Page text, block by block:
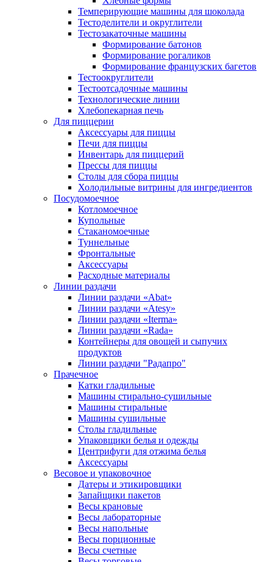
Темперирующие машины для шоколада
Тестоделители и округлители
Тестозакаточные машины
Формирование батонов
Формирование рогаликов
Формирование французских багетов
Тестоокруглители
Тестоотсадочные машины
Технологические линии
Хлебопекарная печь
Для пиццерии
Аксессуары для пиццы
Печи для пиццы
Инвентарь для пиццерий
Прессы для пиццы
Столы для сбора пиццы
Холодильные витрины для ингредиентов
Посудомоечное
Котломоечное
Купольные
Стаканомоечные
Туннельные
Фронтальные
Аксессуары
Расходные материалы
Линии раздачи
Линии раздачи «Abat»
Линии раздачи «Atesy»
Линии раздачи «Iterma»
Линии раздачи «Rada»
Контейнеры для овощей и сыпучих
продуктов
Линии раздачи "Радапро"
Прачечное
Катки гладильные
Машины стирально-сушильные
Машины стиральные
Машины сушильные
Столы гладильные
Упаковщики белья и одежды
Центрифуги для отжима белья
Аксессуары
Весовое и упаковочное
Датеры и этикировщики
Запайщики пакетов
Весы крановые
Весы лабораторные
Весы напольные
Весы порционные
Весы счетные